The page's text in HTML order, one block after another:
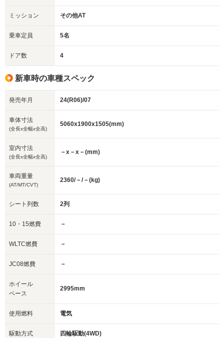
ミッション その他AT
乗車定員 5名
ドア数 4
新車時の車種スペック
発売年月 24(R06)/07
車体寸法
(全長x全幅x全高)
5060x1900x1505(mm)
室内寸法
(全長x全幅x全高)
－x－x－(mm)
車両重量
(AT/MT/CVT)
2360/－/－(kg)
シート列数 2列
10・15燃費 －
WLTC燃費 －
JC08燃費 －
ホイール
ベース
2995mm
使用燃料 電気
駆動方式 四輪駆動(4WD)